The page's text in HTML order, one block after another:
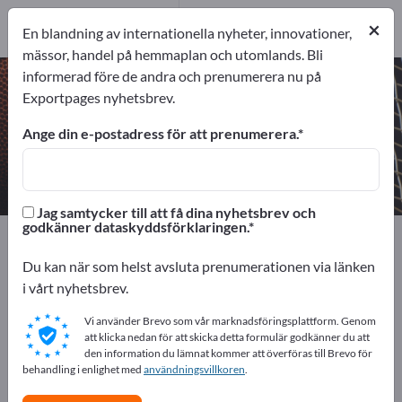
Sportväskor – hitta tillverkare och
leverantörer
2
2
Exportpages Sport & Fritid
Sportartiklar
Sportväskor
Annonsera gratis på Exportpages!
Behov – Erbjudanden – Begagnade varor –
Affärskontakter >> börja här
×
En blandning av internationella nyheter, innovationer,
mässor, handel på hemmaplan och utomlands. Bli
informerad före de andra och prenumerera nu på
Exportpages nyhetsbrev.
Ange din e-postadress för att prenumerera.
Jag samtycker till att få dina nyhetsbrev och
godkänner dataskyddsförklaringen.
Du kan när som helst avsluta prenumerationen via länken
i vårt nyhetsbrev.
Vi använder Brevo som vår marknadsföringsplattform. Genom
att klicka nedan för att skicka detta formulär godkänner du att
den information du lämnat kommer att överföras till Brevo för
behandling i enlighet med användningsvillkoren.